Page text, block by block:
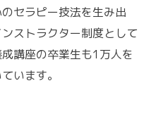
セラピー技法を生み出
ストラクター制度として
講座の卒業生も1万人を
います。